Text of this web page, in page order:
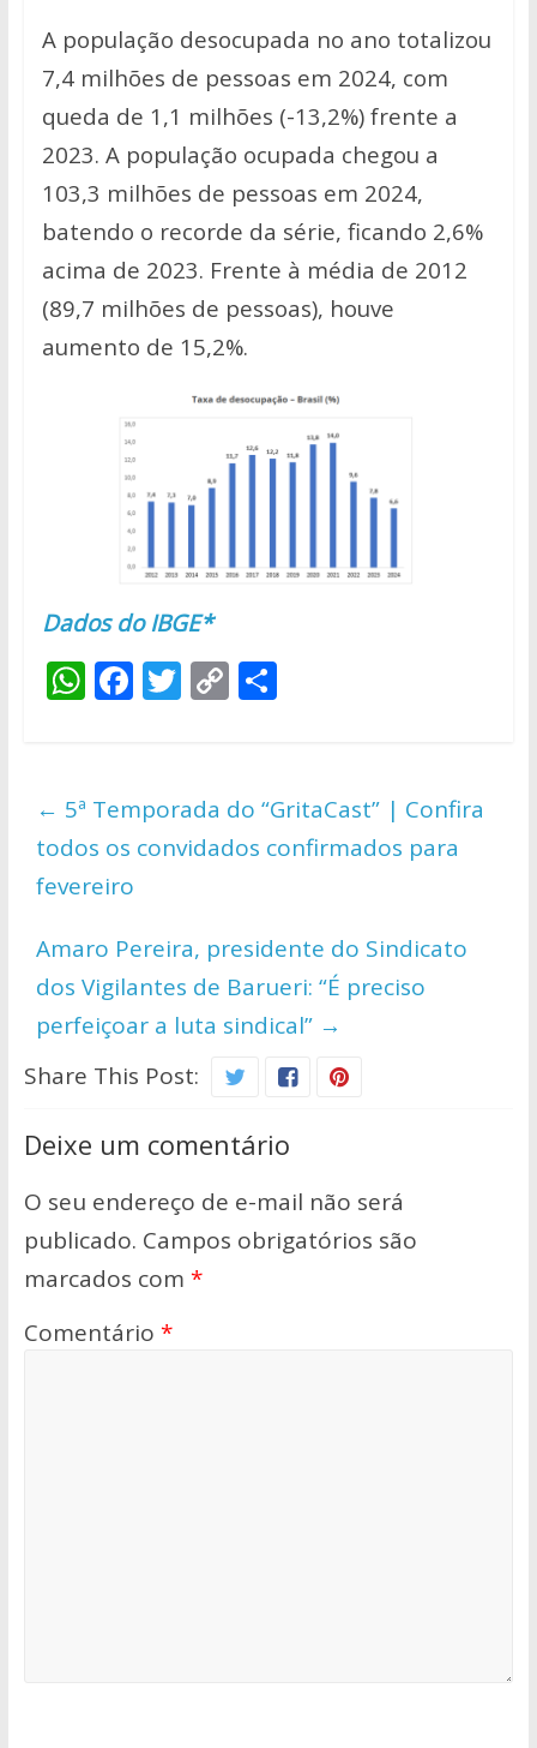
A população desocupada no ano totalizou
7,4 milhões de pessoas em 2024, com
queda de 1,1 milhões (-13,2%) frente a
2023. A população ocupada chegou a
103,3 milhões de pessoas em 2024,
batendo o recorde da série, ficando 2,6%
acima de 2023. Frente à média de 2012
(89,7 milhões de pessoas), houve
aumento de 15,2%.
Dados do IBGE*
W
s
A
p
p
F
b
o
o
T
er
C
y
Li
n
S
e
← 5ª Temporada do “GritaCast” | Confira
todos os convidados confirmados para
fevereiro
Amaro Pereira, presidente do Sindicato
dos Vigilantes de Barueri: “É preciso
perfeiçoar a luta sindical” →
Share This Post:
Deixe um comentário
O seu endereço de e-mail não será
publicado. Campos obrigatórios são
marcados com *
Comentário *